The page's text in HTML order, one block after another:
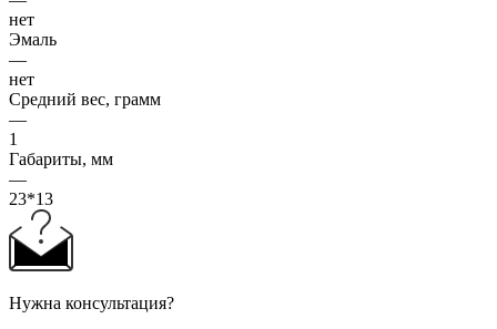
нет
Эмаль
—
нет
Средний вес, грамм
—
1
Габариты, мм
—
23*13
Нужна консультация?